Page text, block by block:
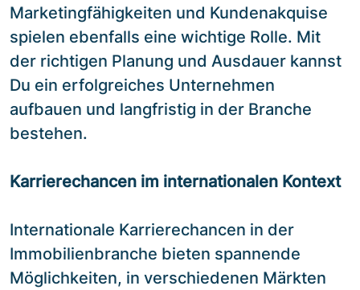
Marketingfähigkeiten und Kundenakquise
spielen ebenfalls eine wichtige Rolle. Mit
der richtigen Planung und Ausdauer kannst
Du ein erfolgreiches Unternehmen
aufbauen und langfristig in der Branche
bestehen.
Karrierechancen im internationalen Kontext
Internationale Karrierechancen in der
Immobilienbranche bieten spannende
Möglichkeiten, in verschiedenen Märkten